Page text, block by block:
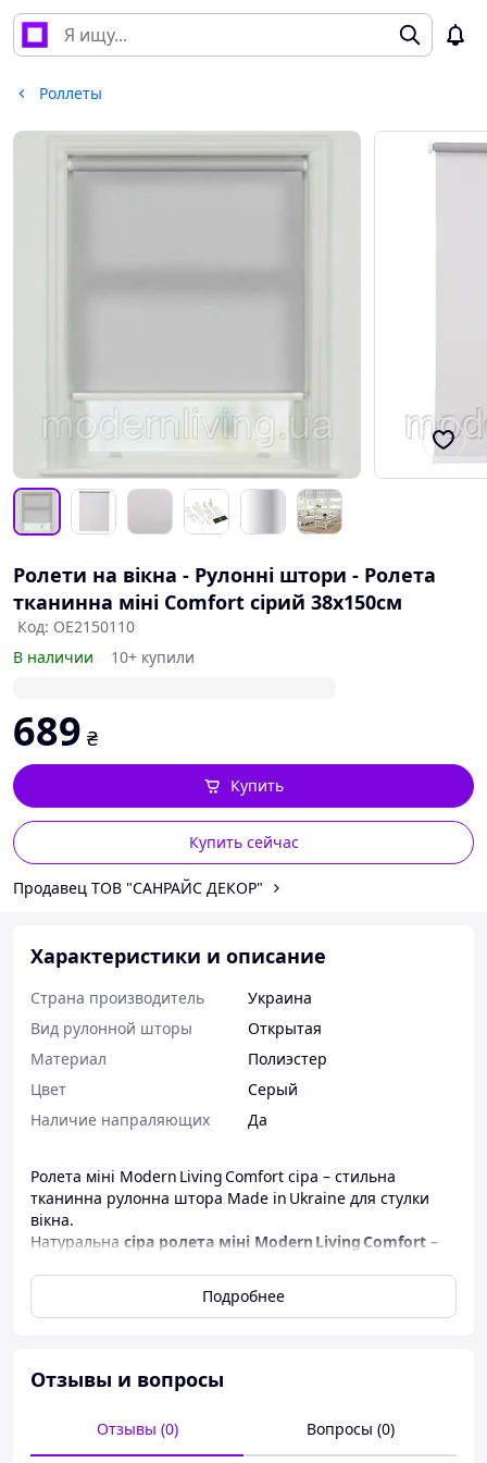
Роллеты
Ролети на вікна - Рулонні штори - Ролета
тканинна міні Comfort сірий 38x150см
Код: OE2150110
В наличии
10+ купили
689 ₴
Купить сейчас
Купить
Продавец ТОВ "САНРАЙС ДЕКОР"
Характеристики и описание
Страна производитель
Украина
Вид рулонной шторы
Открытая
Материал
Полиэстер
Цвет
Серый
Наличие напраляющих
Да
Ролета міні Modern Living Comfort сіра – стильна
тканинна рулонна штора Made in Ukraine для стулки
вікна.
Натуральна сіра ролета міні Modern Living Comfort –
універсальна, зручна та доступна модель від
українського виробника.
дизайну, що робить її популярною серед власників
квартир і офісів. Полотно 100 % тканини, суцільний
стулку — все для швидкого монтажу без бурхливої
Подробнее
Отзывы и вопросы
Отзывы (0) Вопросы (0)